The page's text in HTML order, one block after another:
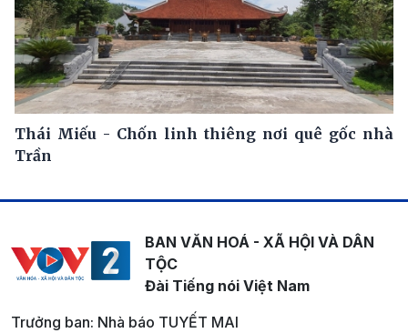
Thái Miếu - Chốn linh thiêng nơi quê gốc nhà
Trần
BAN VĂN HOÁ - XÃ HỘI VÀ DÂN
TỘC
Đài Tiếng nói Việt Nam
Trưởng ban: Nhà báo TUYẾT MAI